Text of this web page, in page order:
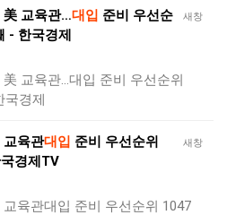
새창
美 교육관…대입 준비 우선순
- 한국경제
교육관…대입 준비 우선순위
경제
새창
교육관대입 준비 우선순위
경제TV
육관대입 준비 우선순위 1047